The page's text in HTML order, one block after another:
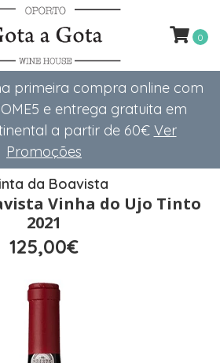
primeira compra online com
e entrega gratuita em
a partir de 60€ Ver
Promoções
0
da Boavista
Vinha do Ujo Tinto
2021
125,00€